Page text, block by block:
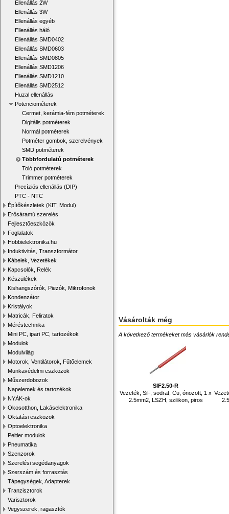
Ellenállás 2W
Ellenállás 3W
Ellenállás egyéb
Ellenállás háló
Ellenállás SMD0402
Ellenállás SMD0603
Ellenállás SMD0805
Ellenállás SMD1206
Ellenállás SMD1210
Ellenállás SMD2512
Huzal ellenállás
Potenciométerek
Cermet, kerámia-fém potméterek
Digitális potméterek
Normál potméterek
Potméter gombok, szerelvények
SMD potméterek
Többfordulatú potméterek
Toló potméterek
Trimmer potméterek
Precíziós ellenállás (DIP)
PTC - NTC
Építőkészletek (KIT, Modul)
Erősáramú szerelés
Fejlesztőeszközök
Foglalatok
Hobbielektronika.hu
Induktivitás, Transzformátor
Kábelek, Vezetékek
Kapcsolók, Relék
Készülékek
Kishangszórók, Piezók, Mikrofonok
Kondenzátor
Kristályok
Matricák, Feliratok
Méréstechnika
Mini PC, ipari PC, tartozékok
Modulok
Modulvilág
Motorok, Ventilátorok, Fűtőelemek
Munkavédelmi eszközök
Műszerdobozok
Napelemek és tartozékok
NYÁK-ok
Okosotthon, Lakáselektronika
Oktatási eszközök
Optoelektronika
Peltier modulok
Pneumatika
Szenzorok
Szerelési segédanyagok
Szerszám és forrasztás
Tápegységek, Adapterek
Tranzisztorok
Varisztorok
Vegyszerek, ragasztók
Vásárolták még
A következő termékeket más vásárlók
SIF2.50-R
Vezeték, SiF, sodrat, Cu, ónozott, 1 x
2.5mm2, LSZH, szilikon, piros